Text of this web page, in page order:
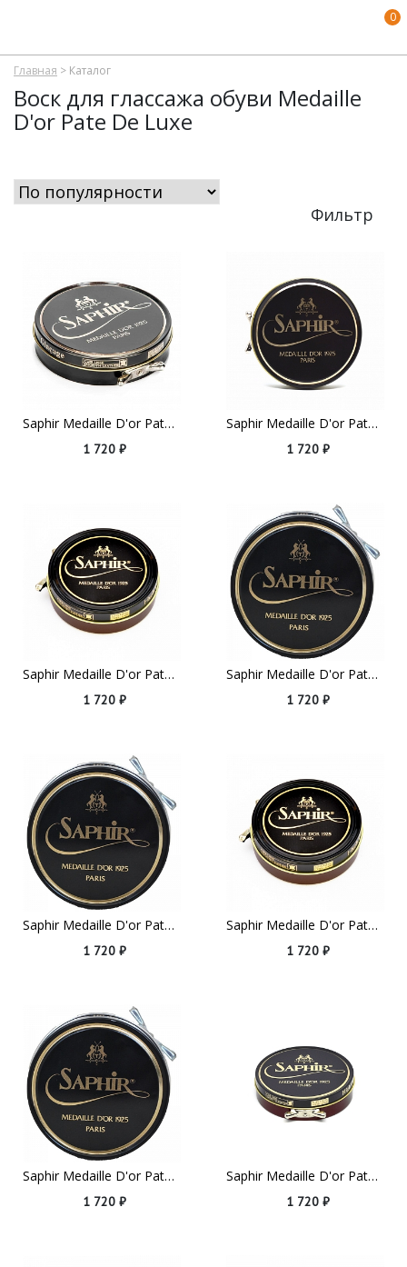
0
Главная > Каталог
Воск для глассажа обуви Medaille
D'or Pate De Luxe
Фильтр
Saphir Medaille D'or Pate De Luxe, 100ml Black
1 720 ₽
Saphir Medaille D'or Pate De Luxe, 100ml Burgundy
1 720 ₽
Saphir Medaille D'or Pate De Luxe, 100ml Dark Brown
1 720 ₽
Saphir Medaille D'or Pate De Luxe, 100ml Dark Green
1 720 ₽
Saphir Medaille D'or Pate De Luxe, 100ml Grey
1 720 ₽
Saphir Medaille D'or Pate De Luxe, 100ml Tabak Brown
1 720 ₽
Saphir Medaille D'or Pate De Luxe, 100ml Light Brown
1 720 ₽
Saphir Medaille D'or Pate De Luxe, 100ml Mahogany
1 720 ₽